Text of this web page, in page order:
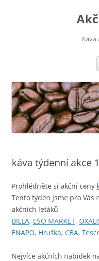
Káva
káva týdenní akce
Prohlédněte si akční ceny
Tento týden jsme pro Vás
akčních letáků
BILLA, ESO MARKET,
ENAPO, Hruška, CBA,
Nejvíce akčních nabídek